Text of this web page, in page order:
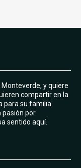
y quiere
compartir en la
para su familia.
pasión por
sentido aquí.